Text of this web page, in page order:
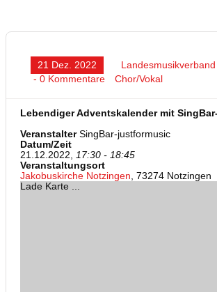
21 Dez. 2022
Landesmusikverband
- 0 Kommentare
Chor/Vokal
Lebendiger Adventskalender mit
VeranstalterSingBar-justformusic
Datum/Zeit
21.12.2022, 17:30 - 18:45
Veranstaltungsort
Jakobuskirche Notzingen, 73274 Notzingen
Lade Karte ...